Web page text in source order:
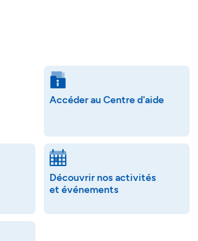
Accéder au Centre d'aide
Découvrir nos activités
et événements